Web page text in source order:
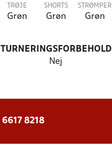
TRØJE
Grøn
SHORTS
Grøn
STRØMPER
Grøn
TURNERINGSFORBEHOLD
Nej
6617 8218